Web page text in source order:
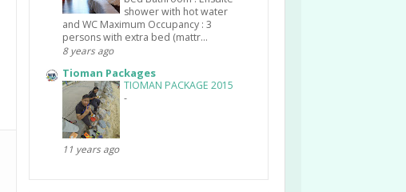
shower with hot water
and WC Maximum Occupancy : 3
persons with extra bed (mattr...
8 years ago
Tioman Packages
TIOMAN PACKAGE 2015
-
11 years ago